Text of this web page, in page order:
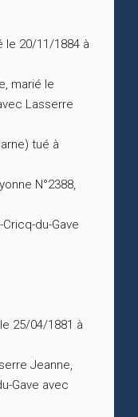
le 20/11/1884 à
marié le
Lasserre
tué à
N°2388,
du-Gave
25/04/1881 à
Jeanne,
Gave avec